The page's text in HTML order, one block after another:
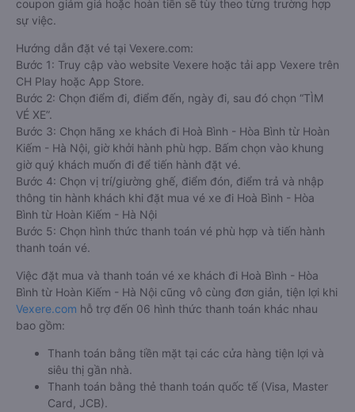
coupon giảm giá hoặc hoàn tiền sẽ tùy theo từng trường hợp
sự việc.
Hướng dẫn đặt vé tại Vexere.com:
Bước 1: Truy cập vào website Vexere hoặc tải app Vexere trên
CH Play hoặc App Store.
Bước 2: Chọn điểm đi, điểm đến, ngày đi, sau đó chọn “TÌM
VÉ XE”.
Bước 3: Chọn hãng xe khách đi Hoà Bình - Hòa Bình từ Hoàn
Kiếm - Hà Nội, giờ khởi hành phù hợp. Bấm chọn vào khung
giờ quý khách muốn đi để tiến hành đặt vé.
Bước 4: Chọn vị trí/giường ghế, điểm đón, điểm trả và nhập
thông tin hành khách khi đặt mua vé xe đi Hoà Bình - Hòa
Bình từ Hoàn Kiếm - Hà Nội
Bước 5: Chọn hình thức thanh toán vé phù hợp và tiến hành
thanh toán vé.
Việc đặt mua và thanh toán vé xe khách đi Hoà Bình - Hòa
Bình từ Hoàn Kiếm - Hà Nội cũng vô cùng đơn giản, tiện lợi khi
Vexere.com hỗ trợ đến 06 hình thức thanh toán khác nhau
bao gồm:
Thanh toán bằng tiền mặt tại các cửa hàng tiện lợi và
siêu thị gần nhà.
Thanh toán bằng thẻ thanh toán quốc tế (Visa, Master
Card, JCB).